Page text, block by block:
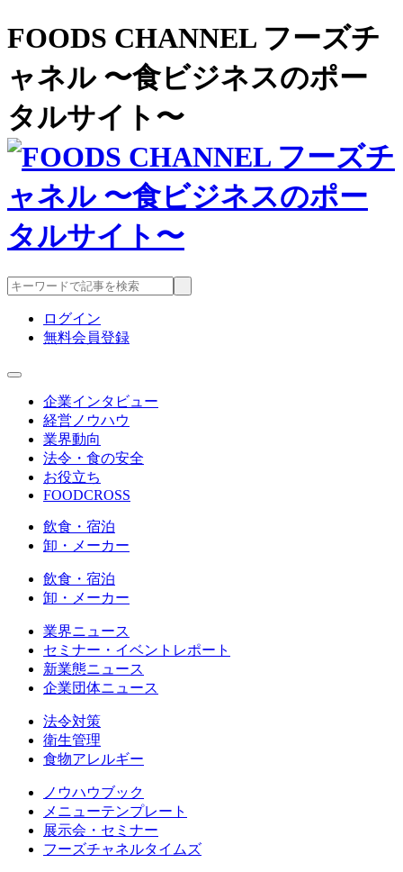
FOODS CHANNEL フーズチ
ャネル 〜食ビジネスのポー
タルサイト〜
ログイン
無料会員登録
企業インタビュー
経営ノウハウ
業界動向
法令・食の安全
お役立ち
FOODCROSS
飲食・宿泊
卸・メーカー
飲食・宿泊
卸・メーカー
業界ニュース
セミナー・イベントレポート
新業態ニュース
企業団体ニュース
法令対策
衛生管理
食物アレルギー
ノウハウブック
メニューテンプレート
展示会・セミナー
フーズチャネルタイムズ